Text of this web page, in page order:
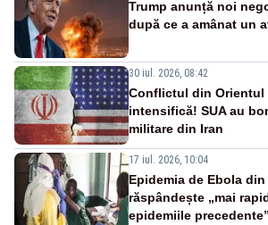
Trump anunță noi
după ce a amânat un
30 iul. 2026, 08:42
Conflictul din Orientul
intensifică! SUA au
militare din Iran
17 iul. 2026, 10:04
Epidemia de Ebola
răspândește „mai
epidemiile